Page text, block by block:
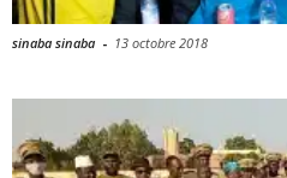
sinaba sinaba - 13 octobre 2018